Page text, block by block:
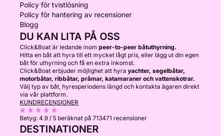
Policy för tvistlösning
Policy för hantering av recensioner
Blogg
DU KAN LITA PÅ OSS
Click&Boat är ledande inom peer-to-peer båtuthyrning.
Hitta en båt att hyra till ett mycket lågt pris, eller lägg ut din egen
båt för uthyrning och få en extra inkomst.
Click&Boat erbjuder möjlighet att hyra yachter, segelbåtar,
motorbåtar, ribbåtar, pråmar, katamaraner och vattenskotrar.
Välj typ av båt, hyresperiodens längd och kontakta ägaren direkt
via vår plattform.
KUNDRECENSIONER
Betyg: 4.9 / 5 beräknat på 713471 recensioner
DESTINATIONER